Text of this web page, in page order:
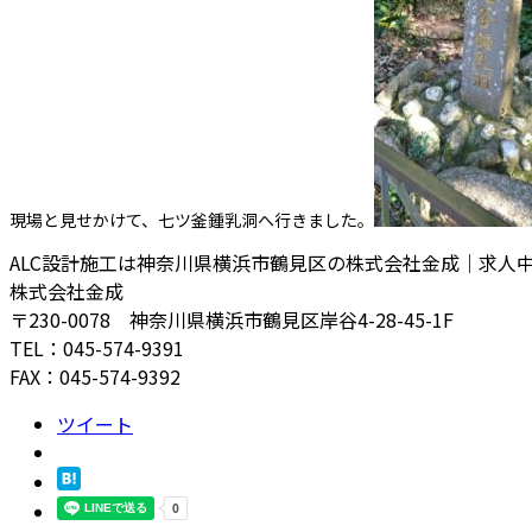
現場と見せかけて、七ツ釜鍾乳洞へ行きました。
ALC設計施工は神奈川県横浜市鶴見区の株式会社金成｜求人
株式会社金成
〒230-0078 神奈川県横浜市鶴見区岸谷4-28-45-1F
TEL：045-574-9391
FAX：045-574-9392
ツイート